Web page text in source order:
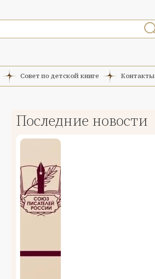
Совет по детской книге Контакты
Последние новости